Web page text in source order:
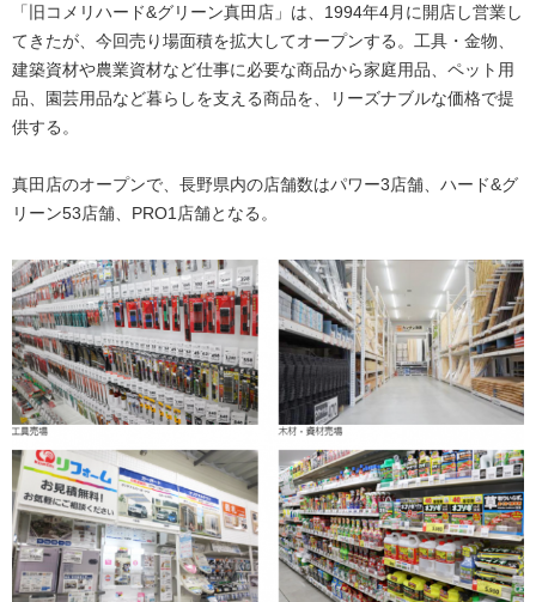
「旧コメリハード&グリーン真田店」は、1994年4月に開店し営業し
てきたが、今回売り場面積を拡大してオープンする。工具・金物、
建築資材や農業資材など仕事に必要な商品から家庭用品、ペット用
品、園芸用品など暮らしを支える商品を、リーズナブルな価格で提
供する。
真田店のオープンで、長野県内の店舗数はパワー3店舗、ハード&グ
リーン53店舗、PRO1店舗となる。